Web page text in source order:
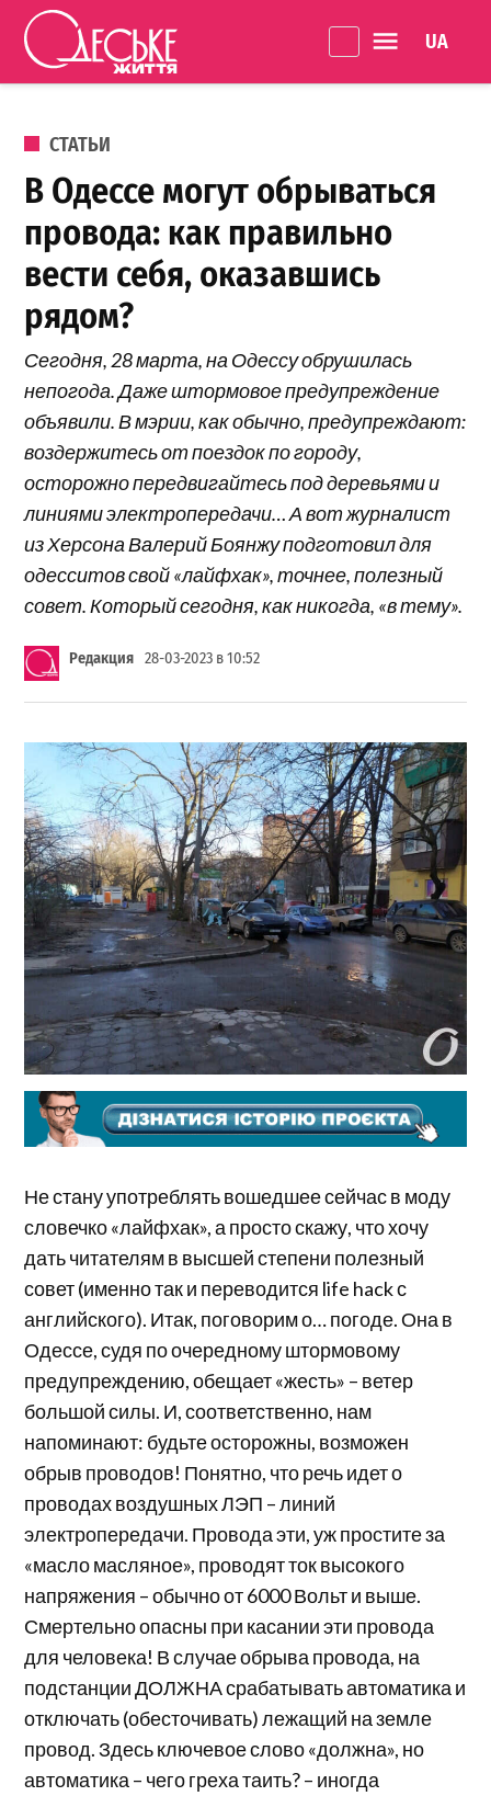
Перейти к содержанию
життя
ОПУБЛИКОВАНО В
СТАТЬИ
В Одессе могут обрываться
провода: как правильно
вести себя, оказавшись
рядом?
Сегодня, 28 марта, на Одессу обрушилась
непогода. Даже штормовое предупреждение
объявили. В мэрии, как обычно, предупреждают:
воздержитесь от поездок по городу,
осторожно передвигайтесь под деревьями и
линиями электропередачи… А вот журналист
из Херсона Валерий Боянжу подготовил для
одесситов свой «лайфхак», точнее, полезный
совет. Который сегодня, как никогда, «в тему».
Редакция 28-03-2023 в 10:52
Не стану употреблять вошедшее сейчас в моду
словечко «лайфхак», а просто скажу, что хочу
дать читателям в высшей степени полезный
совет (именно так и переводится life hack с
английского). Итак, поговорим о… погоде. Она в
Одессе, судя по очередному штормовому
предупреждению, обещает «жесть» – ветер
большой силы. И, соответственно, нам
напоминают: будьте осторожны, возможен
обрыв проводов! Понятно, что речь идет о
проводах воздушных ЛЭП – линий
электропередачи. Провода эти, уж простите за
«масло масляное», проводят ток высокого
напряжения – обычно от 6000 Вольт и выше.
Смертельно опасны при касании эти провода
для человека! В случае обрыва провода, на
подстанции ДОЛЖНА срабатывать автоматика и
отключать (обесточивать) лежащий на земле
провод. Здесь ключевое слово «должна», но
автоматика – чего греха таить? – иногда